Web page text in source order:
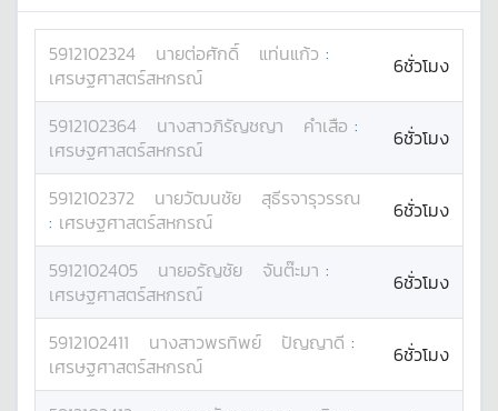
5912102324 นายต่อศักดิ์ แท่นแก้ว :
เศรษฐศาสตร์สหกรณ์
6ชั่วโมง
5912102364 นางสาวภิรัญชญา คำเสือ :
เศรษฐศาสตร์สหกรณ์
6ชั่วโมง
5912102372 นายวัฒนชัย
สุธีรจารุวรรณ
: เศรษฐศาสตร์สหกรณ์ 6ชั่วโมง
5912102405 นายอรัญชัย จันต๊ะมา :
เศรษฐศาสตร์สหกรณ์
6ชั่วโมง
5912102411 นางสาวพรทิพย์ ปัญญาดี :
เศรษฐศาสตร์สหกรณ์
6ชั่วโมง